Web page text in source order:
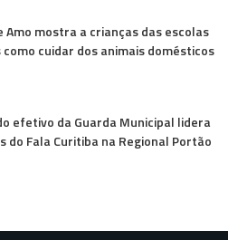
Amo mostra a crianças das escolas
como cuidar dos animais domésticos
efetivo da Guarda Municipal lidera
do Fala Curitiba na Regional Portão